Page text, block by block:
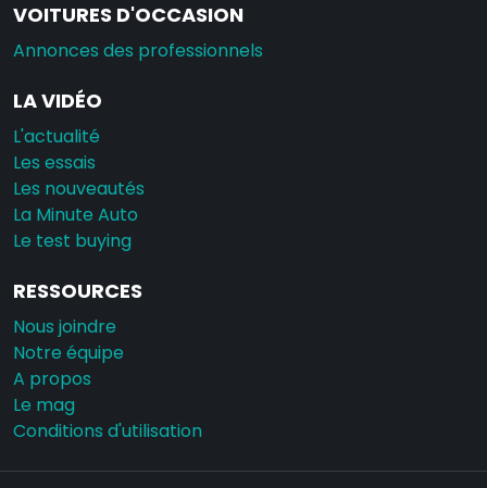
VOITURES D'OCCASION
Annonces des professionnels
LA VIDÉO
L'actualité
Les essais
Les nouveautés
La Minute Auto
Le test buying
RESSOURCES
Nous joindre
Notre équipe
A propos
Le mag
Conditions d'utilisation